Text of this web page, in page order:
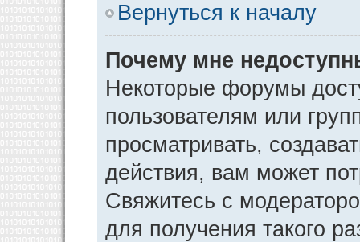
Вернуться к началу
Почему мне
Некоторые форумы
пользователям или
просматривать,
действия, вам может
Свяжитесь с
для получения такого